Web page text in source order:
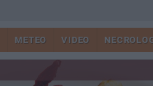
METEO VIDEO